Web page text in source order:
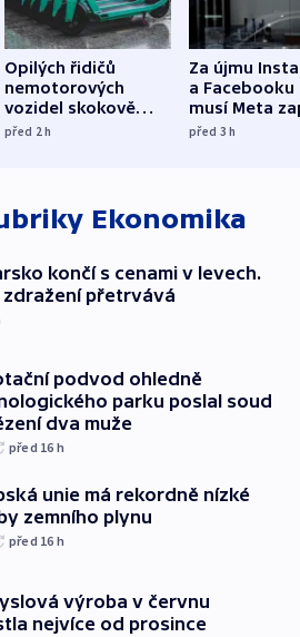
Opilých řidičů
nemotorových
vozidel skokově
přibylo, nejvíc ve
před 2h
Za újmu
a
musí Meta
půl miliardy
před 3h
Ekonomika
končí s cenami v levech.
zdražení přetrvává
podvod ohledně
parku poslal soud
dva muže
před 16 h
unie má rekordně nízké
zemního plynu
před 16 h
výroba v červnu
nejvíce od prosince